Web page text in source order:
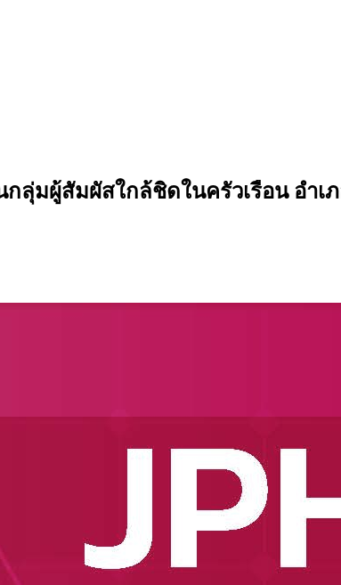
กลุ่มผู้สัมผัสใกล้ชิดในครัวเรือน อำเ